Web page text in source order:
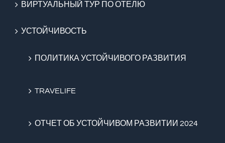
ВИРТУАЛЬНЫЙ ТУР ПО ОТЕЛЮ
УСТОЙЧИВОСТЬ
ПОЛИТИКА УСТОЙЧИВОГО РАЗВИТИЯ
TRAVELIFE
ОТЧЕТ ОБ УСТОЙЧИВОМ РАЗВИТИИ 2024